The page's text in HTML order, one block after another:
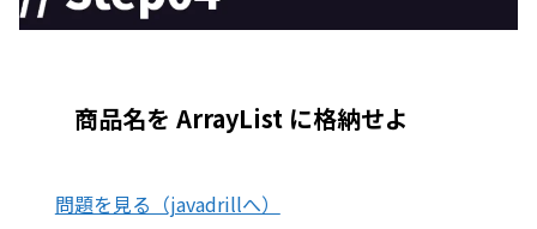
商品名を ArrayList に格納せよ
問題を見る（javadrillへ）